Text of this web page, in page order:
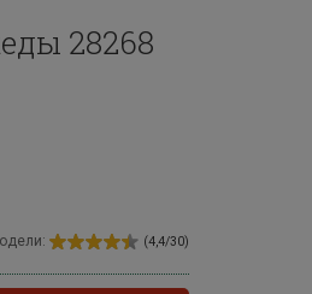
28268
(4,4/30)